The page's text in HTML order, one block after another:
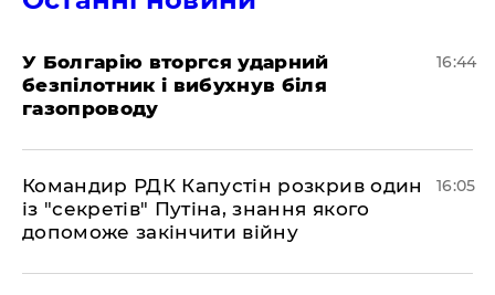
У Болгарію вторгся ударний
безпілотник і вибухнув біля
газопроводу
16:44
Командир РДК Капустін розкрив один
із "секретів" Путіна, знання якого
допоможе закінчити війну
16:05